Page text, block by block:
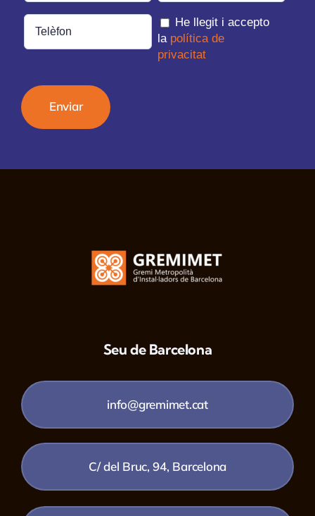
He llegit i accepto
la política de
privacitat
Seu de Barcelona
info@gremimet.cat
C/ del Bruc, 94, Barcelona